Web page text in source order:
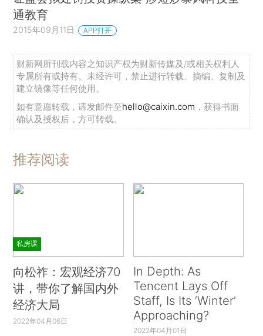
通教育
2015年09月11日 APP打开
财新网所刊载内容之知识产权为财新传媒及/或相关权利人
专属所有或持有。未经许可，禁止进行转载、摘编、复制及
建立镜像等任何使用。
如有意愿转载，请发邮件至hello@caixin.com ，获得书面
确认及授权后，方可转载。
推荐阅读
私房课
向松祚：宏观经济70
讲，带你了解国内外
经济大局
2022年04月06日
In Depth: As
Tencent Lays Off
Staff, Is Its ‘Winter’
Approaching?
2022年04月01日